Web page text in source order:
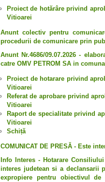
Proiect de hotărâre privind
Vitioarei
Anunt colectiv pentru
procedurii de comunicare prin
Anunt Nr.4686/09.07.2026 -
catre OMV PETROM SA in
Proiect de hotarare privind
Vitioarei
Referat de aprobare privind
Vitioarei
Raport de specialitate privind
Vitioarei
Schiță
COMUNICAT DE PRESĂ - Este
Info Interes - Hotarare
interes judetean si a declansarii
expropiere pentru obiectivul de